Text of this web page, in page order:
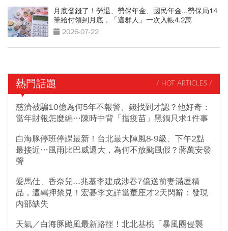
月底發錢了！勞退、勞保年金、國民年金...勞保局14
筆給付領到月底，「這群人」一次入帳4.2萬
2026-07-22
熱門話題 / HOT ARTICLES /
慈濟被騙10億為何5年不報警、錢找到才認？他好奇：
當年財報怎麼編…陳時中背「擋疫苗」黑鍋只求1件事
白海豚停班停課最新！台北最大陣風8-9級、下午2點
最接近…風雨比巴威還大，為何不放颱風假？蔣萬安發
聲
愛馬仕、香奈兒...兆基李建成涉吞7億送前妻滿屋精
品，遭羈押禁見！宏碁李文詳當董座才2天閃辭：發現
內部缺失
天氣／白海豚颱風最新路徑！北北基桃「暴風圈侵襲